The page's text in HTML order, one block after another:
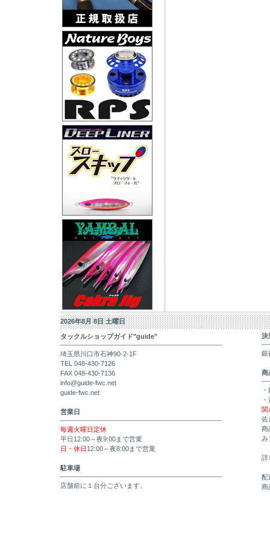
2026年8月 8日 土曜日
タックルショップガイド"guide"
埼玉県川口市石神90-2-1F
TEL 048-430-7126
FAX 048-430-7136
info@guide-fwc.net
guide-fwc.net
営業日
毎週火曜日定休
平日12:00～夜9:00まで営業
日・休日 12:00～夜8:00まで営業
駐車場
店舗前に１台分ございます。
決
銀
商
関
佐
商
み
詳
配
商